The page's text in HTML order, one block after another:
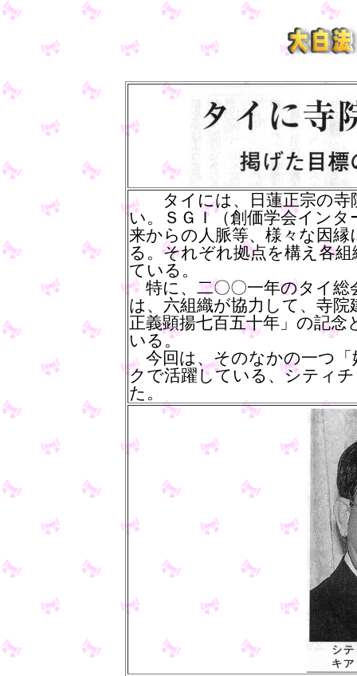
タイには、日蓮正宗の寺
い。ＳＧＩ（創価学会イン
来からの人脈等、様々な因
る。それぞれ拠点を構え各
ている。
特に、二〇〇一年のタイ総
は、六組織が協力して、寺
正義顕揚七百五十年」の記
いる。
今回は、そのなかの一つ「
クで活躍している、シティ
た。